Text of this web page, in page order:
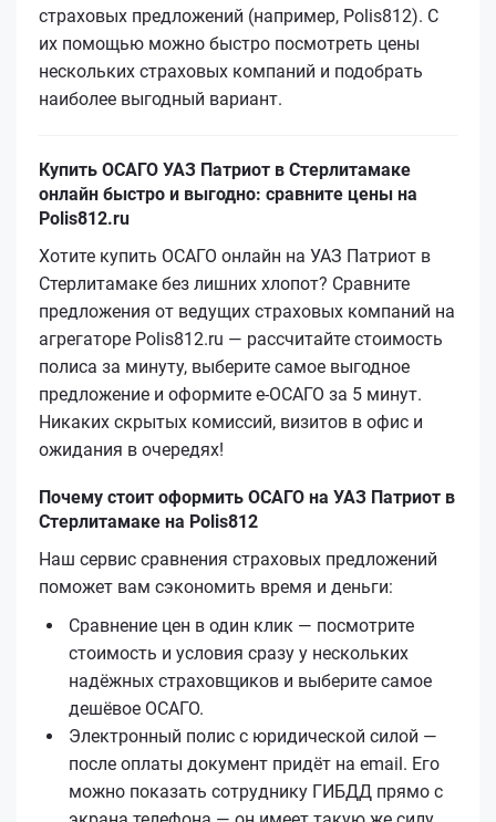
страховых предложений (например, Polis812). С
их помощью можно быстро посмотреть цены
нескольких страховых компаний и подобрать
наиболее выгодный вариант.
Купить ОСАГО УАЗ Патриот в Стерлитамаке
онлайн быстро и выгодно: сравните цены на
Polis812.ru
Хотите купить ОСАГО онлайн на УАЗ Патриот в
Стерлитамаке без лишних хлопот? Сравните
предложения от ведущих страховых компаний на
агрегаторе Polis812.ru — рассчитайте стоимость
полиса за минуту, выберите самое выгодное
предложение и оформите е‑ОСАГО за 5 минут.
Никаких скрытых комиссий, визитов в офис и
ожидания в очередях!
Почему стоит оформить ОСАГО на УАЗ Патриот в
Стерлитамаке на Polis812
Наш сервис сравнения страховых предложений
поможет вам сэкономить время и деньги:
Сравнение цен в один клик — посмотрите
стоимость и условия сразу у нескольких
надёжных страховщиков и выберите самое
дешёвое ОСАГО.
Электронный полис с юридической силой —
после оплаты документ придёт на email. Его
можно показать сотруднику ГИБДД прямо с